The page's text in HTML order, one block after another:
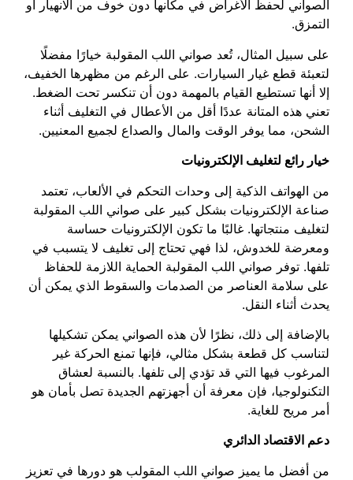
الصواني لحفظ الأغراض في مكانها دون خوف من الانهيار أو
التمزق.
على سبيل المثال، تُعد صواني اللب المقولبة خيارًا مفضلًا
لتعبئة قطع غيار السيارات. على الرغم من مظهرها الخفيف،
إلا أنها تستطيع القيام بالمهمة دون أن تنكسر تحت الضغط.
تعني هذه المتانة عددًا أقل من الأعطال في التغليف أثناء
الشحن، مما يوفر الوقت والمال والصداع لجميع المعنيين.
خيار رائع لتغليف الإلكترونيات
من الهواتف الذكية إلى وحدات التحكم في الألعاب، تعتمد
صناعة الإلكترونيات بشكل كبير على صواني اللب المقولبة
لتغليف منتجاتها. غالبًا ما تكون الإلكترونيات حساسة
ومعرضة للخدوش، لذا فهي تحتاج إلى تغليف لا يتسبب في
تلفها. توفر صواني اللب المقولبة الحماية اللازمة للحفاظ
على سلامة العناصر من الصدمات والسقوط الذي يمكن أن
يحدث أثناء النقل.
بالإضافة إلى ذلك، نظرًا لأن هذه الصواني يمكن تشكيلها
لتناسب كل قطعة بشكل مثالي، فإنها تمنع الحركة غير
المرغوب فيها التي قد تؤدي إلى تلفها. بالنسبة لعشاق
التكنولوجيا، فإن معرفة أن أجهزتهم الجديدة تصل بأمان هو
أمر مريح للغاية.
دعم الاقتصاد الدائري
من أفضل ما يميز صواني اللب المقولب هو دورها في تعزيز